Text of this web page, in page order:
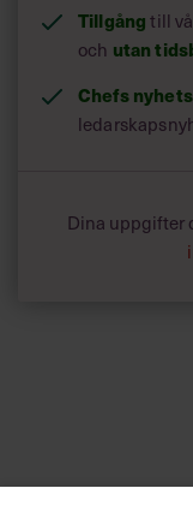
Tillgång till
och utan
Chefs
Dina uppgifter